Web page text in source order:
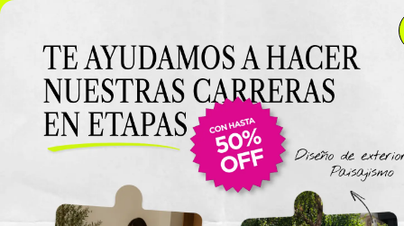
el curso acá!
Viajes
The New York Design
Carreras / Diplomaturas